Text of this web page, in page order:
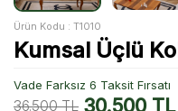
Ürün Kodu : T1010
Kumsal Üçlü
Vade Farksız 6 Taksit Fırsatı
36.500TL 30.500TL